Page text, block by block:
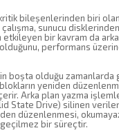
bileşenlerinden biri
çalışma, sunucu
etkileyen bir kavram da
performans
boşta olduğu
yeniden
Arka plan yazma
State Drive) silinen
düzenlenmesi,
bir süreçtir.